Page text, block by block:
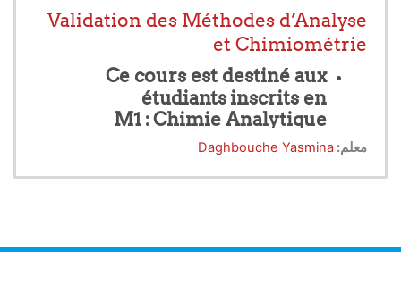
examinant son spectre électromagnétique ou son
spectre de masse.
Pour la clé d’accès Veuillez me
contacter : daghbouchey@gmail.com
Validation des Méthodes d’Analyse
et Chimiométrie
Ce cours est destiné aux
étudiantsinscrits en
M1 :Chimie Analytique
معلم: Daghbouche Yasmina